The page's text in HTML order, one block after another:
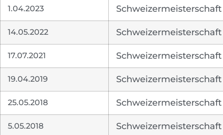
1.04.2023
14.05.2022
17.07.2021
19.04.2019
25.05.2018
5.05.2018